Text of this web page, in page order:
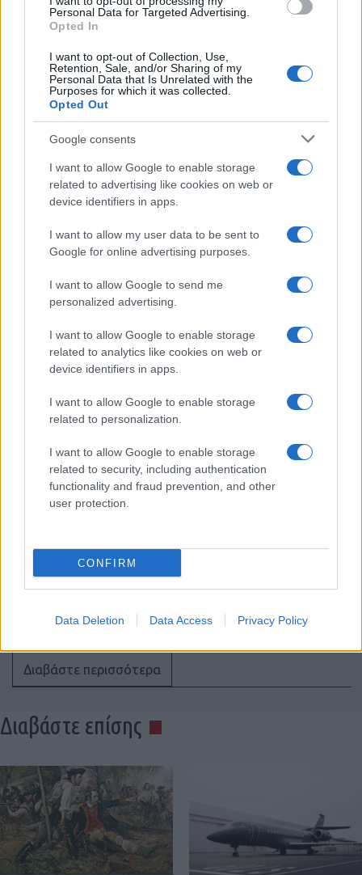
Personal Data for Targeted Advertising.
Opted In
I want to opt-out of Collection, Use,
Retention, Sale, and/or Sharing of my
Personal Data that Is Unrelated with the
Purposes for which it was collected.
Opted Out
Google consents
I want to allow Google to enable storage
related to advertising like cookies on web or
device identifiers in apps.
I want to allow my user data to be sent to
Google for online advertising purposes.
I want to allow Google to send me
personalized advertising.
I want to allow Google to enable storage
related to analytics like cookies on web or
device identifiers in apps.
I want to allow Google to enable storage
related to personalization.
I want to allow Google to enable storage
related to security, including authentication
functionality and fraud prevention, and other
user protection.
CONFIRM
Data Deletion Data Access Privacy Policy
Γερμανία: Συνελήφθη ύποπτος ο οποίος
κατηγορείται για κατασκοπεία σε βάρος
εταιρίας όπλων
Το Νέο Δελχί «παγώνει» το Su-57E – Στο
επίκεντρο ο εκσυγχρονισμός των Su-
30MKI, τα Rafale και το AMCA
Θα μπει η Τουρκία στο πρόγραμμα
μαχητικού 6ης γενιάς GCAP; Γιατί τη
συμφέρει σε πολλά επίπεδα
Τα νέα Canadair DHC-515
προσδοκίες και η πραγματικότητα
Διαβάστε περισσότερα
Διαβάστε επίσης